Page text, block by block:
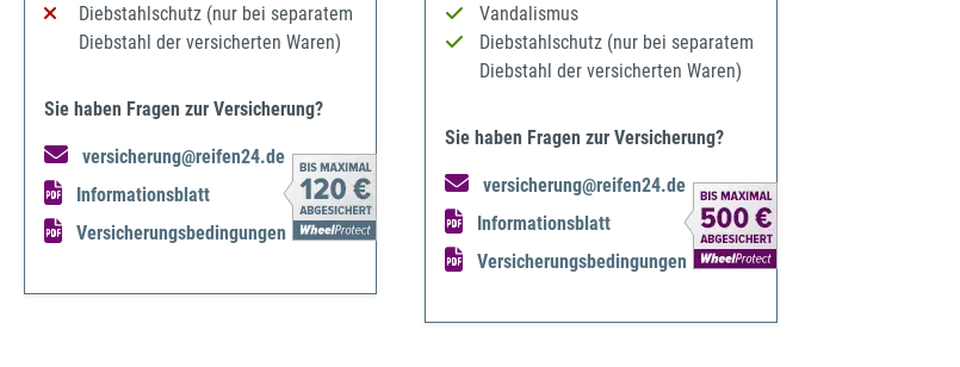
Diebstahlschutz (nur bei separatem
Diebstahl der versicherten Waren)
Sie haben Fragen zur Versicherung?
versicherung@reifen24.de
Informationsblatt
Versicherungsbedingungen
Vandalismus
Diebstahlschutz (nur bei separatem
Diebstahl der versicherten Waren)
Sie haben Fragen zur Versicherung?
versicherung@reifen24.de
Informationsblatt
Versicherungsbedingungen